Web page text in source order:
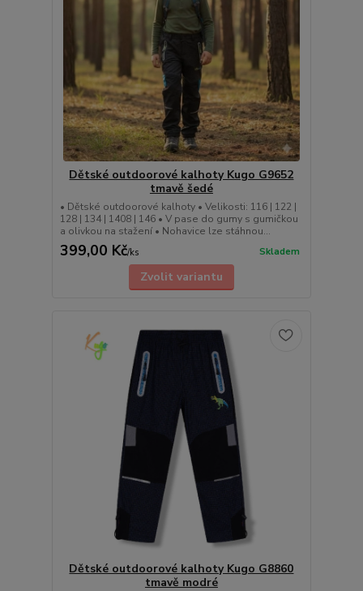
Dětské outdoorové kalhoty Kugo G9652
tmavě šedé
• Dětské outdoorové kalhoty • Velikosti: 116 | 122 |
128 | 134 | 1408 | 146 • V pase do gumy s gumičkou
a olivkou na stažení • Nohavice lze stáhnou...
399,00 Kč/ks Skladem
Zvolit variantu
Dětské outdoorové kalhoty Kugo G8860
tmavě modré